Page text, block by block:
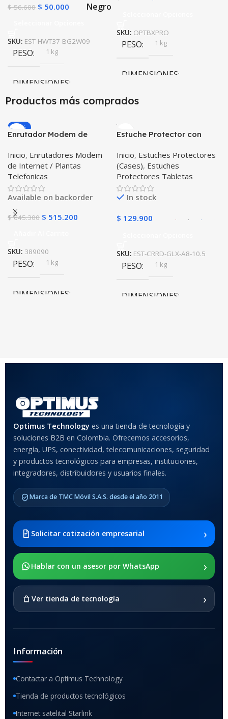
$56.600 $ 50.000 Negro
SKU: EST-HWT37-BG2W09
PESO 1 kg
DIMENSIONES
COLOR Negro
SKU: OPTBXPRO
PESO 1 kg
DIMENSIONES
10 × 10 × 10 cm
COLOR
Productos más comprados
-20%
Enrutador Modem de
Libre Todo Operador 4G
LTE SIMCARD
Inicio, Enrutadores Modem
de Internet / Plantas
Telefonicas
Available on backorder
$645.300 $ 515.200
SKU: 389090
PESO 1 kg
DIMENSIONES
Estuche Protector con
Tablet Samsung Galaxy
Tab A8 10.5 2021 – 2022
SM-x200 SM-x205 Anti
golpes con soporte
Inicio, Estuches Protectores
(Cases), Estuches
Protectores Tabletas
In stock
$ 129.900
SKU: EST-CRRD-GLX-A8-10.5
PESO 1 kg
DIMENSIONES
Anti-Shock
MODELO DE TABLETS
COMPATIBLES
Samsung Galaxy Tab A8 10.5
2021 SM-x200 / Samsung
x205
SOPORTE DE APOYO
Optimus Technology es una tienda de tecnología y
soluciones B2B en Colombia. Ofrecemos accesorios,
energía, UPS, conectividad, telecomunicaciones, seguridad
y productos tecnológicos para empresas, instituciones,
integradores, distribuidores y usuarios finales.
Marca de TMC Móvil S.A.S. desde el año 2011
Solicitar cotización empresarial ›
Hablar con un asesor por WhatsApp ›
Ver tienda de tecnología ›
Información
Contactar a Optimus Technology
Tienda de productos tecnológicos
Internet satelital Starlink